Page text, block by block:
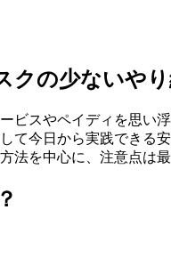
クの少ないや
スやペイディを思い
今日から実践できる
を中心に、注意点は